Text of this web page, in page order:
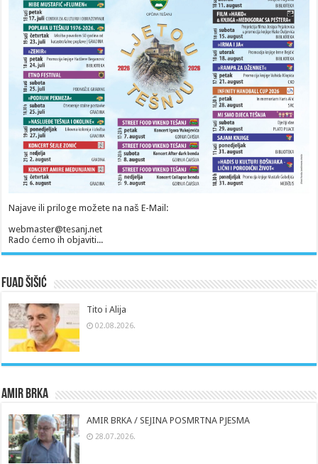
Najave ili priloge možete na naš E-Mail:
webmaster@tesanj.net
Rado ćemo ih objaviti...
Fuad Šišić
Tito i Alija
02.08.2026.
Amir Brka
AMIR BRKA / SEJINA POSMRTNA PJESMA
28.07.2026.